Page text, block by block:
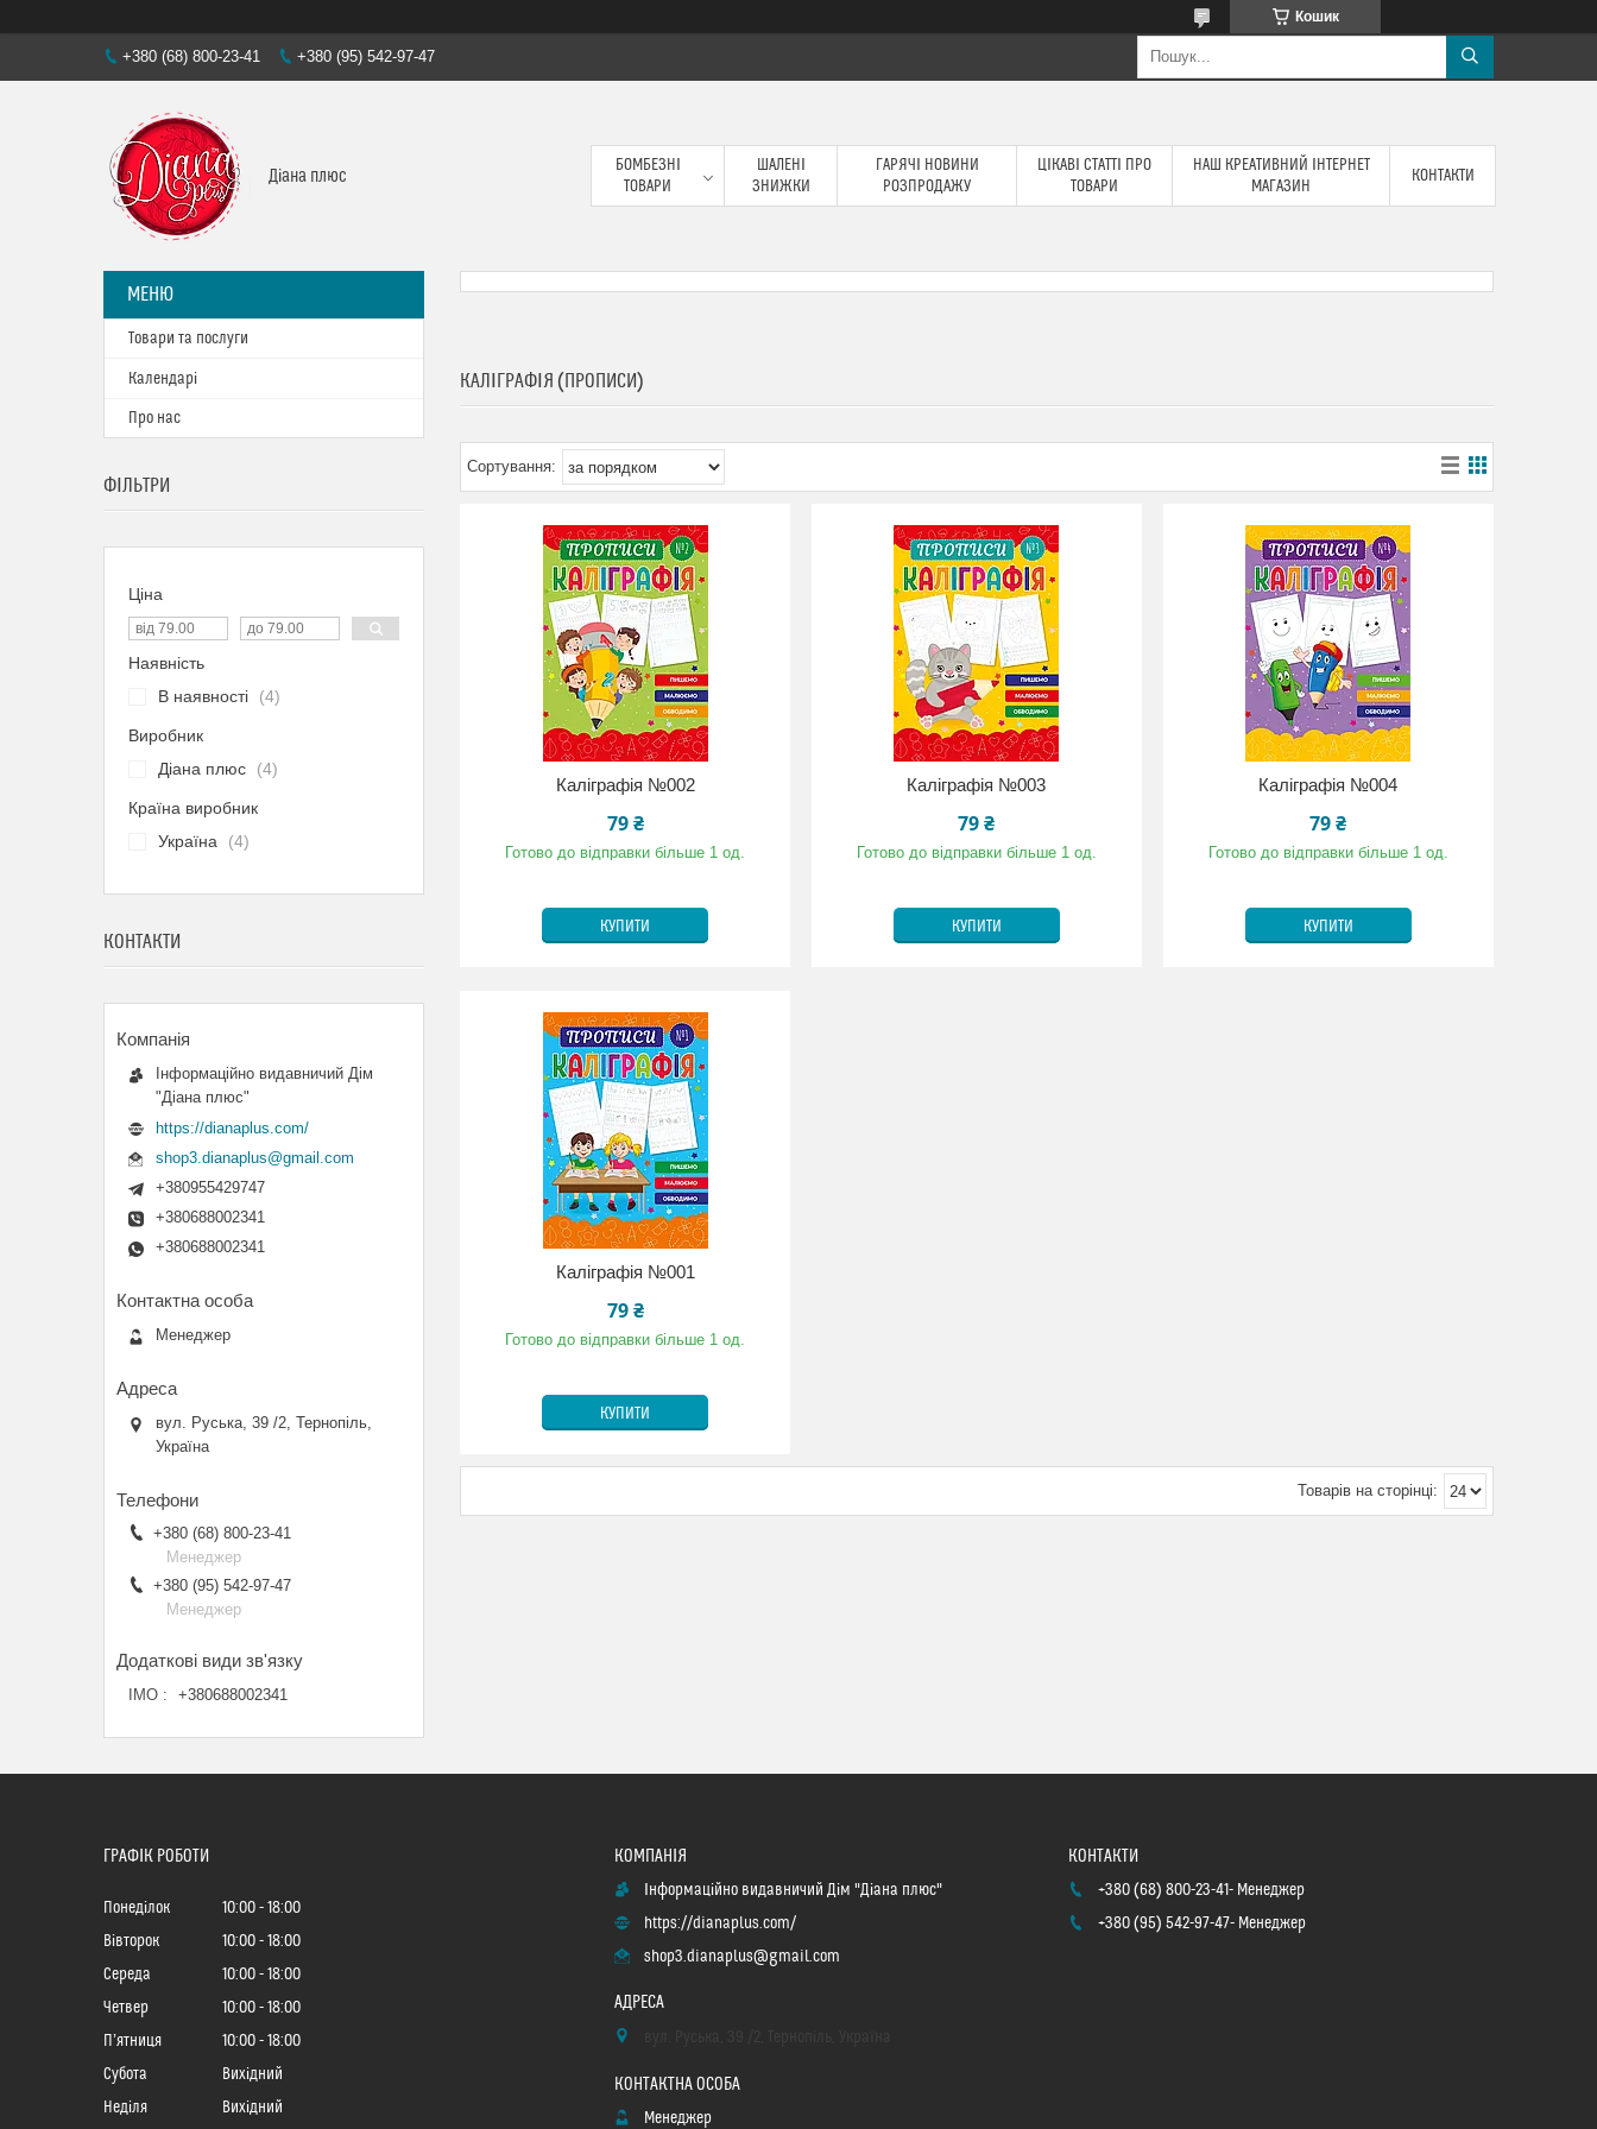
Кошик
+380 (68) 800-23-41 +380 (95) 542-97-47
Діана плюс
БОМБЕЗНІ
ТОВАРИ
ШАЛЕНІ
ЗНИЖКИ
ГАРЯЧІ НОВИНИ
РОЗПРОДАЖУ
ЦІКАВІ СТАТТІ ПРО
ТОВАРИ
НАШ КРЕАТИВНИЙ ІНТЕРНЕТ
МАГАЗИН
КОНТАКТИ
КАЛІГРАФІЯ (ПРОПИСИ)
Каліграфія №002
79 ₴
Готово до відправки більше 1 од.
КУПИТИ
Каліграфія №003
79 ₴
Готово до відправки більше 1 од.
КУПИТИ
Каліграфія №004
79 ₴
Готово до відправки більше 1 од.
КУПИТИ
Каліграфія №001
79 ₴
Готово до відправки більше 1 од.
КУПИТИ
Товари та послуги
Календарі
Про нас
ФІЛЬТРИ
Ціна
Наявність
В наявності
4
Виробник
Діана плюс
4
Країна виробник
Україна
4
КОНТАКТИ
Інформаційно видавничий Дім
"Діана плюс"
https://dianaplus.com/
shop3.dianaplus@gmail.com
+380955429747
+380688002341
+380688002341
Менеджер
вул. Руська, 39 /2, Тернопіль,
Україна
+380 (68) 800-23-41
Менеджер
+380 (95) 542-97-47
Менеджер
ІМО +380688002341
ГРАФІК РОБОТИ
Понеділок 10:00
18:00
Вівторок
10:00
18:00
Середа
10:00
18:00
Четвер
10:00
18:00
Пʼятниця
10:00
18:00
Субота
Вихідний
Неділя
Вихідний
Інформаційно видавничий Дім "Діана плюс"
https://dianaplus.com/
shop3.dianaplus@gmail.com
Менеджер
+380 (68) 800-23-41 Менеджер
+380 (95) 542-97-47 Менеджер